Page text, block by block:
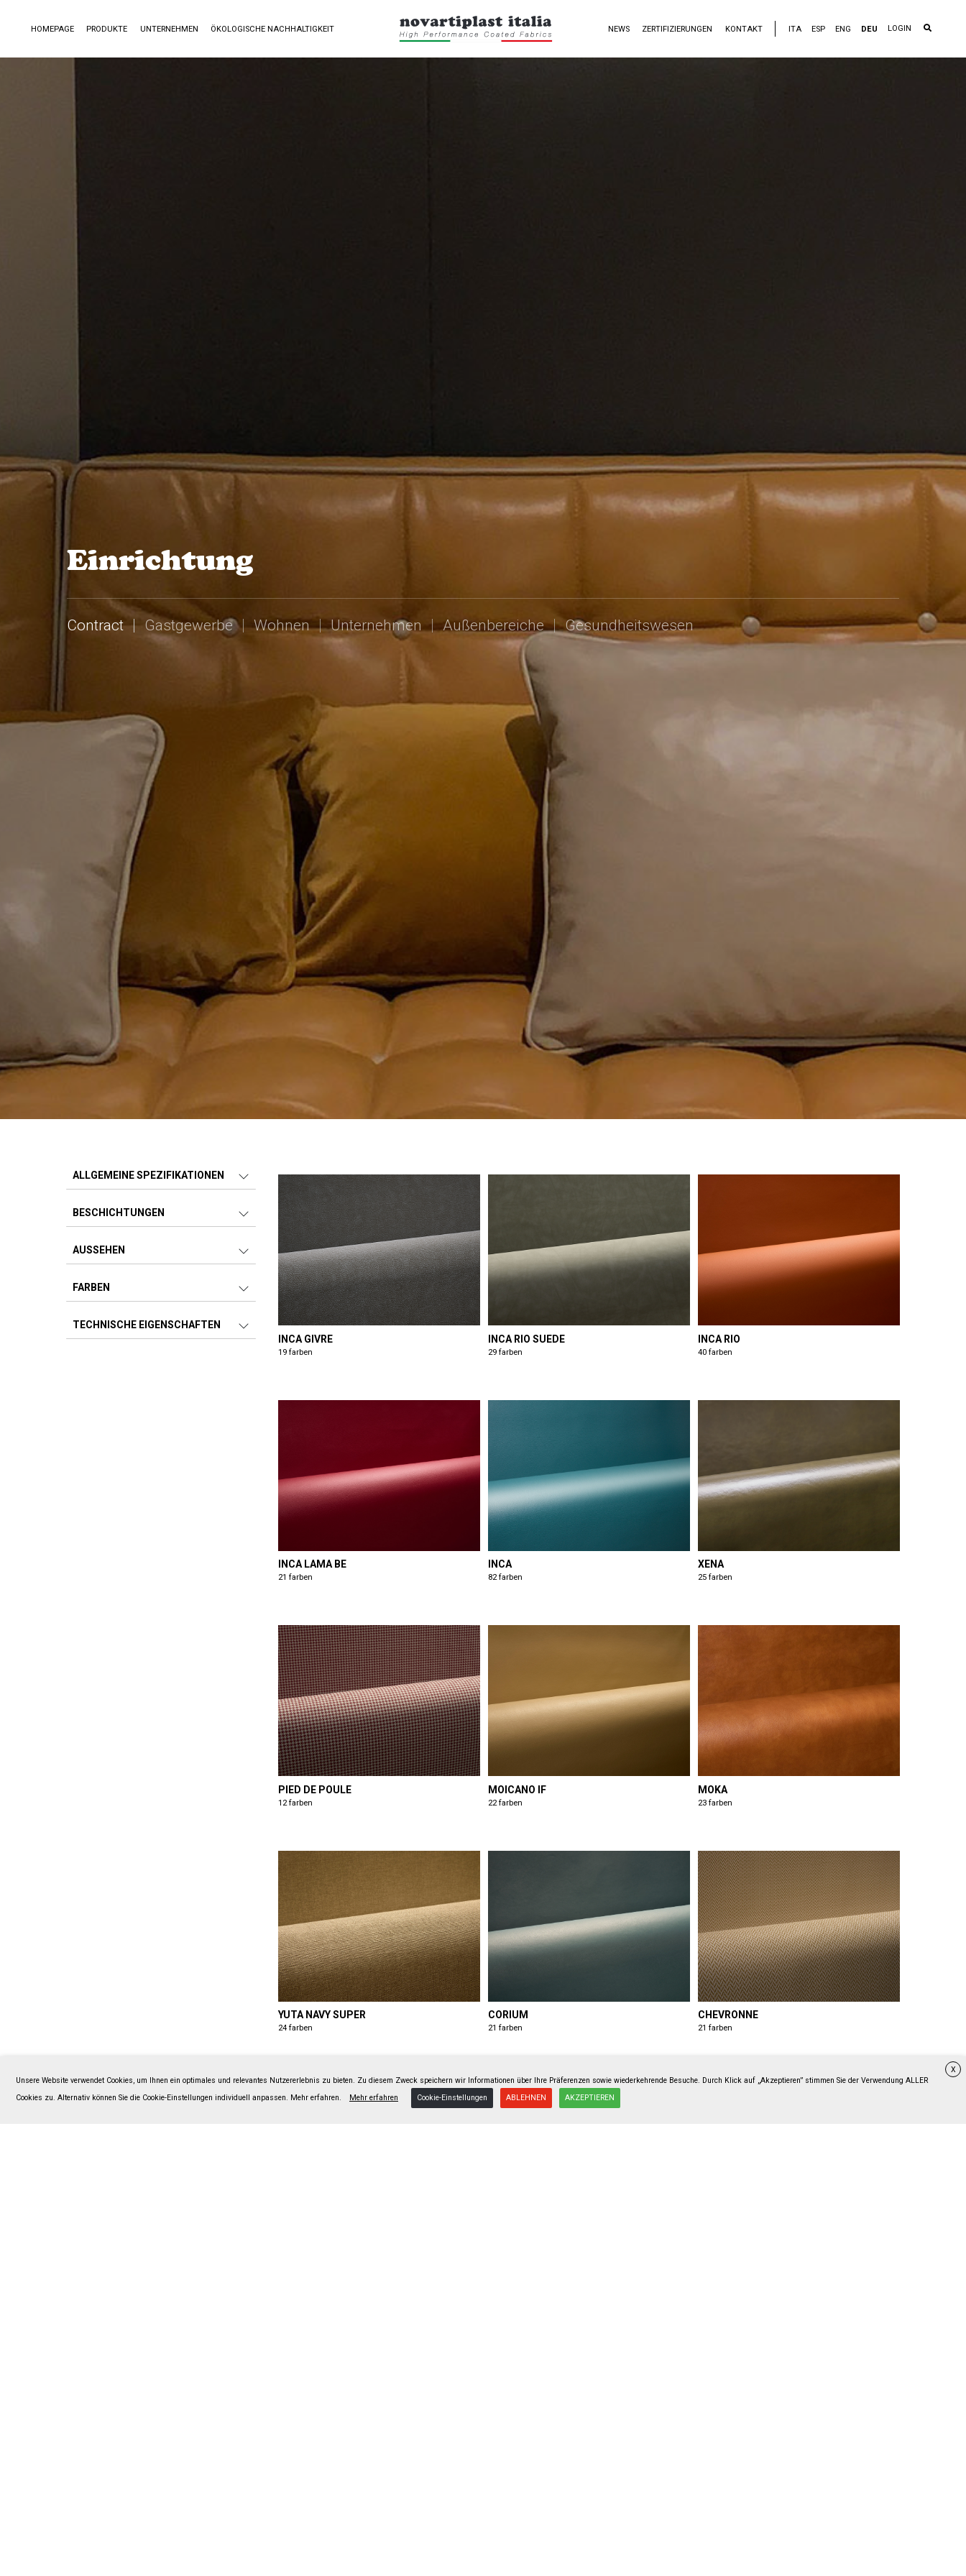
HOMEPAGE PRODUKTE UNTERNEHMEN ÖKOLOGISCHE NACHHALTIGKEIT NEWS ZERTIFIZIERUNGEN KONTAKT ITA ESP ENG DEU LOGIN
Einrichtung
Contract Gastgewerbe Wohnen Unternehmen Außenbereiche Gesundheitswesen
ALLGEMEINE SPEZIFIKATIONEN
BESCHICHTUNGEN
AUSSEHEN
FARBEN
TECHNISCHE EIGENSCHAFTEN
INCA GIVRE
19 farben
INCA RIO SUEDE
29 farben
INCA RIO
40 farben
INCA LAMA BE
21 farben
INCA
82 farben
XENA
25 farben
PIED DE POULE
12 farben
MOICANO IF
22 farben
MOKA
23 farben
YUTA NAVY SUPER
24 farben
CORIUM
21 farben
CHEVRONNE
21 farben
X
Unsere Website verwendet Cookies, um Ihnen ein optimales und relevantes Nutzererlebnis zu bieten. Zu diesem Zweck speichern wir Informationen über Ihre Präferenzen sowie wiederkehrende Besuche. Durch Klick auf „Akzeptieren” stimmen Sie der Verwendung ALLER
Cookies zu. Alternativ können Sie die Cookie-Einstellungen individuell anpassen. Mehr erfahren.
Mehr erfahren Cookie-Einstellungen ABLEHNEN AKZEPTIEREN